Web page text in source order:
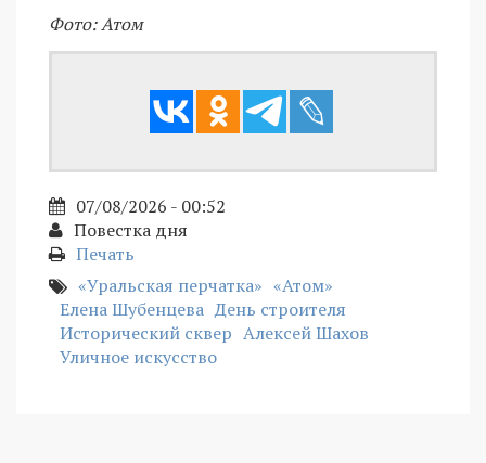
Фото: Атом
07/08/2026 - 00:52
Повестка дня
Печать
«Уральская перчатка» «Атом»
Елена Шубенцева День строителя
Исторический сквер Алексей Шахов
Уличное искусство